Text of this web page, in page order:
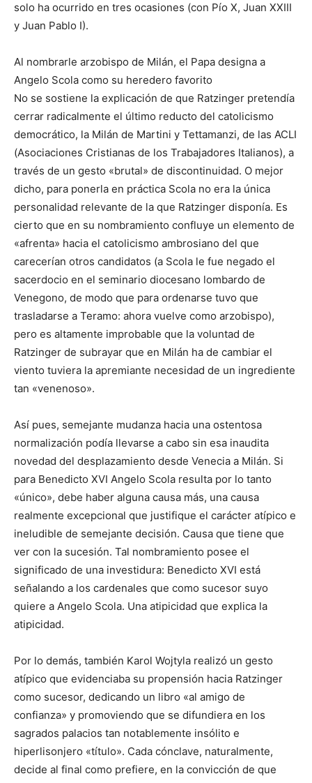
solo ha ocurrido en tres ocasiones (con Pío X, Juan XXIII
y Juan Pablo I).
Al nombrarle arzobispo de Milán, el Papa designa a
Angelo Scola como su heredero favorito
No se sostiene la explicación de que Ratzinger pretendía
cerrar radicalmente el último reducto del catolicismo
democrático, la Milán de Martini y Tettamanzi, de las ACLI
(Asociaciones Cristianas de los Trabajadores Italianos), a
través de un gesto «brutal» de discontinuidad. O mejor
dicho, para ponerla en práctica Scola no era la única
personalidad relevante de la que Ratzinger disponía. Es
cierto que en su nombramiento confluye un elemento de
«afrenta» hacia el catolicismo ambrosiano del que
carecerían otros candidatos (a Scola le fue negado el
sacerdocio en el seminario diocesano lombardo de
Venegono, de modo que para ordenarse tuvo que
trasladarse a Teramo: ahora vuelve como arzobispo),
pero es altamente improbable que la voluntad de
Ratzinger de subrayar que en Milán ha de cambiar el
viento tuviera la apremiante necesidad de un ingrediente
tan «venenoso».
Así pues, semejante mudanza hacia una ostentosa
normalización podía llevarse a cabo sin esa inaudita
novedad del desplazamiento desde Venecia a Milán. Si
para Benedicto XVI Angelo Scola resulta por lo tanto
«único», debe haber alguna causa más, una causa
realmente excepcional que justifique el carácter atípico e
ineludible de semejante decisión. Causa que tiene que
ver con la sucesión. Tal nombramiento posee el
significado de una investidura: Benedicto XVI está
señalando a los cardenales que como sucesor suyo
quiere a Angelo Scola. Una atipicidad que explica la
atipicidad.
Por lo demás, también Karol Wojtyla realizó un gesto
atípico que evidenciaba su propensión hacia Ratzinger
como sucesor, dedicando un libro «al amigo de
confianza» y promoviendo que se difundiera en los
sagrados palacios tan notablemente insólito e
hiperlisonjero «título». Cada cónclave, naturalmente,
decide al final como prefiere, en la convicción de que